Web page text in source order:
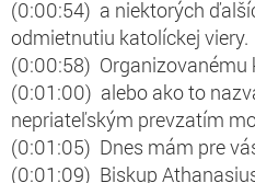
(0:00:54) a niektorých
odmietnutiu katolíckej viery.
(0:00:58) Organizovanému
(0:01:00) alebo ako to
nepriateľským prevzatím
(0:01:05) Dnes mám pre
(0:01:09) Biskup